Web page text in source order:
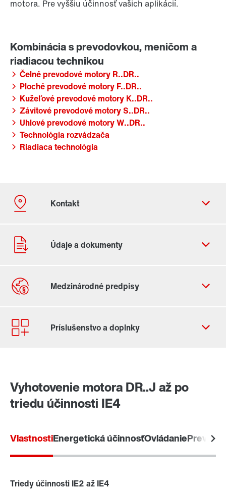
motora. Pre vyššiu účinnosť vašich aplikácií.
Čelné prevodové motory R..DR..
Ploché prevodové motory F..DR..
Kužeľové prevodové motory K..DR..
Závitové prevodové motory S..DR..
Uhlové prevodové motory W..DR..
Technológia rozvádzača
Riadiaca technológia
Kontaktný formulár
Celosvetové lokality
Vyhotovenie motora DR..J až po
triedu účinnosti IE4
VlastnostiEnergetická účinnosťOvládanie
Triedy účinnosti IE2 až IE4